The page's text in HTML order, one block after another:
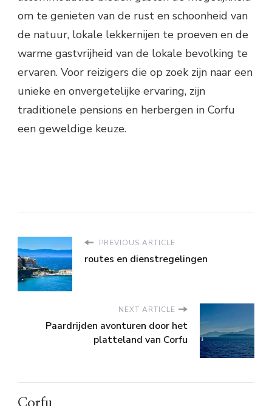
om te genieten van de rust en schoonheid van
de natuur, lokale lekkernijen te proeven en de
warme gastvrijheid van de lokale bevolking te
ervaren. Voor reizigers die op zoek zijn naar een
unieke en onvergetelijke ervaring, zijn
traditionele pensions en herbergen in Corfu
een geweldige keuze.
PREVIOUS ARTICLE
routes en dienstregelingen
NEXT ARTICLE
Paardrijden avonturen door het
platteland van Corfu
Corfu